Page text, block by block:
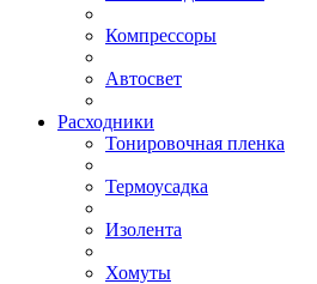
Компрессоры
Автосвет
Расходники
Тонировочная пленка
Термоусадка
Изолента
Хомуты